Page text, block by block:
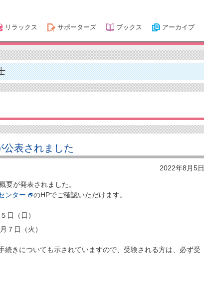
リラックス サポーターズ ブックス アーカイブ
表されました
2022年8月5日
要が発表されました。
ンター
のHPでご確認いただけます。
日（日）
７日（火）
続きについても示されていますので、受験される方は、必ず受